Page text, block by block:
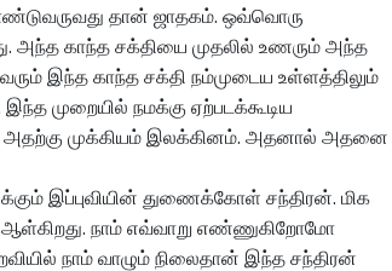
தான் ஜாதகம். ஒவ்வொரு
அந்த காந்த சக்தியை முதலில் உணரும் அந்த
இந்த காந்த சக்தி நம்முடைய உள்ளத்திலும்
முறையில் நமக்கு ஏற்படக்கூடிய
அதற்கு முக்கியம் இலக்கினம். அதனால் அதனை
இப்புவியின் துணைக்கோள் சந்திரன். மிக
நாம் எவ்வாறு எண்ணுகிறோமோ
நாம் வாழும் நிலைதான் இந்த சந்திரன்